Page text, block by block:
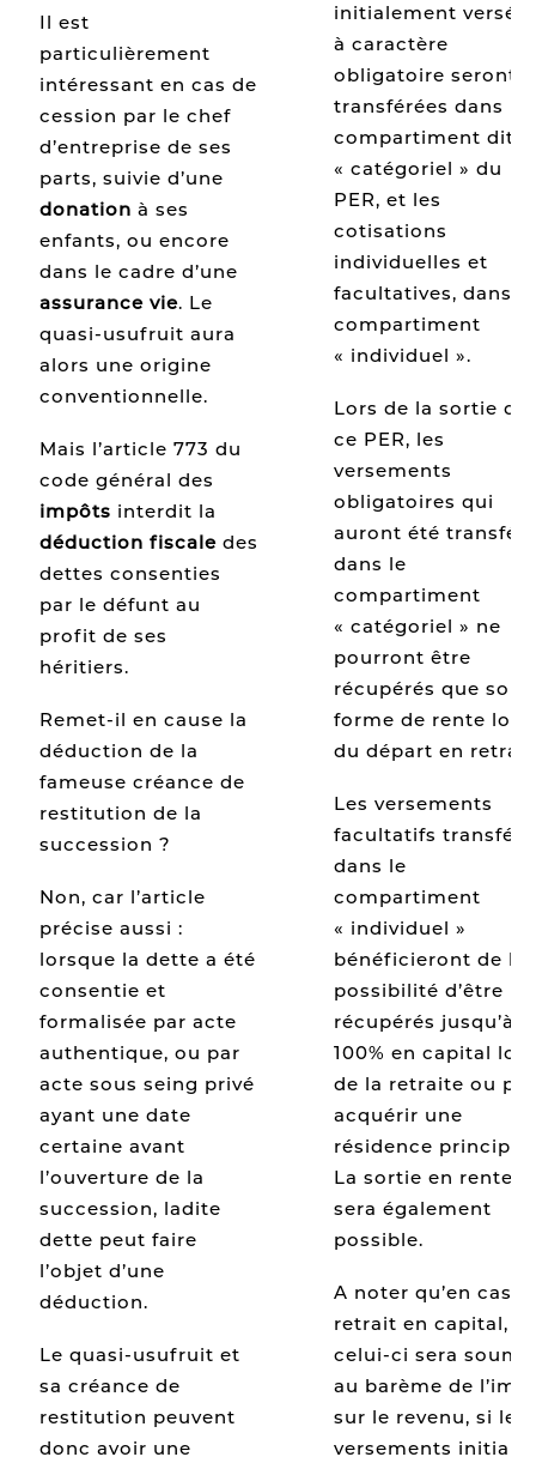
Il est
particulièrement
intéressant en cas de
cession par le chef
d’entreprise de ses
parts, suivie d’une
donation à ses
enfants, ou encore
dans le cadre d’une
assurance vie. Le
quasi-usufruit aura
alors une origine
conventionnelle.
Mais l’article 773 du
code général des
impôts interdit la
déduction fiscale des
dettes consenties
par le défunt au
profit de ses
héritiers.
Remet-il en cause la
déduction de la
fameuse créance de
restitution de la
succession ?
Non, car l’article
précise aussi :
lorsque la dette a été
consentie et
formalisée par acte
authentique, ou par
acte sous seing privé
ayant une date
certaine avant
l’ouverture de la
succession, ladite
dette peut faire
l’objet d’une
déduction.
Le quasi-usufruit et
sa créance de
restitution peuvent
donc avoir une
initialement
à caractère
obligatoire seront
transférées dans le
compartiment dit
« catégoriel » du
PER, et les
cotisations
individuelles et
facultatives, dans le
compartiment
« individuel ».
Lors de la sortie de
ce PER, les
versements
obligatoires qui
auront été
dans le
compartiment
« catégoriel » ne
pourront être
récupérés que sous
forme de rente lors
du départ en
Les versements
facultatifs
dans le
compartiment
« individuel »
bénéficieront de la
possibilité d’être
récupérés jusqu’à
100% en capital lors
de la retraite ou
acquérir une
résidence
La sortie en rente
sera également
possible.
A noter qu’en cas
retrait en capital,
celui-ci sera
au barème de
sur le revenu, si les
versements initiaux